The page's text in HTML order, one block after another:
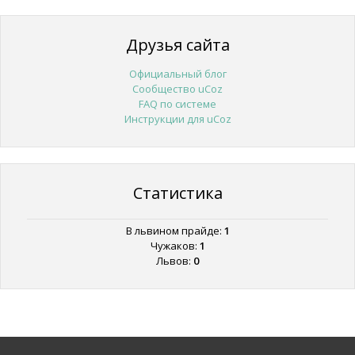
Друзья сайта
Официальный блог
Сообщество uCoz
FAQ по системе
Инструкции для uCoz
Статистика
В львином прайде: 1
Чужаков: 1
Львов: 0